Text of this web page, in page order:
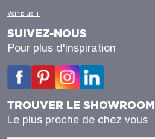
Voir plus +
SUIVEZ-NOUS
Pour plus d'inspiration
TROUVER LE SHOWROOM
Le plus proche de chez vous